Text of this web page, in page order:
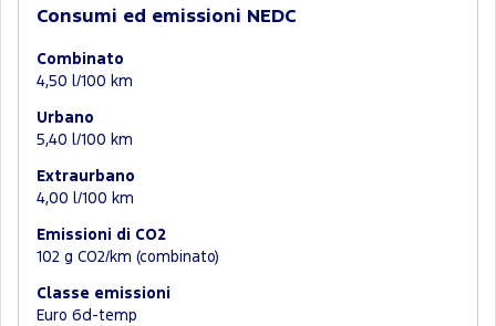
Consumi ed emissioni NEDC
Combinato
4,50 l/100 km
Urbano
5,40 l/100 km
Extraurbano
4,00 l/100 km
Emissioni di CO2
102 g CO2/km (combinato)
Classe emissioni
Euro 6d-temp